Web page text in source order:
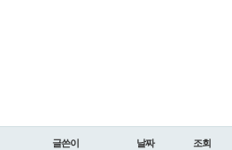
글쓴이 날짜 조회